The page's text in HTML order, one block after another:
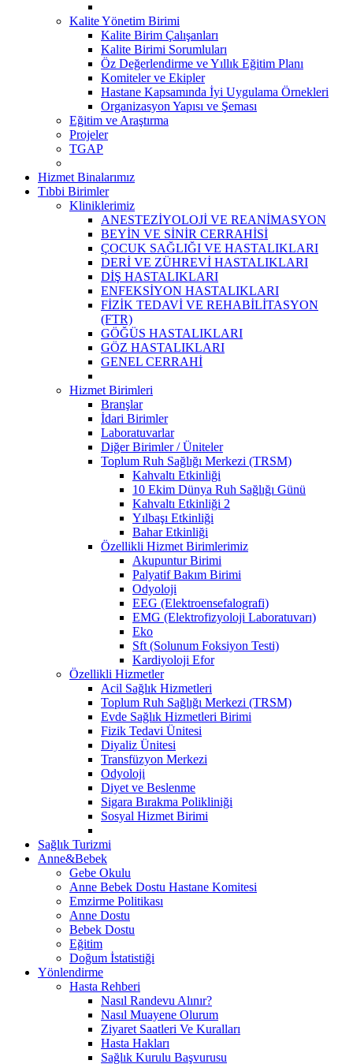
Kalite Yönetim Birimi
Kalite Birim Çalışanları
Kalite Birimi Sorumluları
Öz Değerlendirme ve Yıllık Eğitim Planı
Komiteler ve Ekipler
Hastane Kapsamında İyi Uygulama Örnekleri
Organizasyon Yapısı ve Şeması
Eğitim ve Araştırma
Projeler
TGAP
Hizmet Binalarımız
Tıbbi Birimler
Kliniklerimiz
ANESTEZİYOLOJİ VE REANİMASYON
BEYİN VE SİNİR CERRAHİSİ
ÇOCUK SAĞLIĞI VE HASTALIKLARI
DERİ VE ZÜHREVİ HASTALIKLARI
DİŞ HASTALIKLARI
ENFEKSİYON HASTALIKLARI
FİZİK TEDAVİ VE REHABİLİTASYON
(FTR)
GÖĞÜS HASTALIKLARI
GÖZ HASTALIKLARI
GENEL CERRAHİ
Hizmet Birimleri
Branşlar
İdari Birimler
Laboratuvarlar
Diğer Birimler / Üniteler
Toplum Ruh Sağlığı Merkezi (TRSM)
Kahvaltı Etkinliği
10 Ekim Dünya Ruh Sağlığı Günü
Kahvaltı Etkinliği 2
Yılbaşı Etkinliği
Bahar Etkinliği
Özellikli Hizmet Birimlerimiz
Akupuntur Birimi
Palyatif Bakım Birimi
Odyoloji
EEG (Elektroensefalografi)
EMG (Elektrofizyoloji Laboratuvarı)
Eko
Sft (Solunum Foksiyon Testi)
Kardiyoloji Efor
Özellikli Hizmetler
Acil Sağlık Hizmetleri
Toplum Ruh Sağlığı Merkezi (TRSM)
Evde Sağlık Hizmetleri Birimi
Fizik Tedavi Ünitesi
Diyaliz Ünitesi
Transfüzyon Merkezi
Odyoloji
Diyet ve Beslenme
Sigara Bırakma Polikliniği
Sosyal Hizmet Birimi
Sağlık Turizmi
Anne&Bebek
Gebe Okulu
Anne Bebek Dostu Hastane Komitesi
Emzirme Politikası
Anne Dostu
Bebek Dostu
Eğitim
Doğum İstatistiği
Yönlendirme
Hasta Rehberi
Nasıl Randevu Alınır?
Nasıl Muayene Olurum
Ziyaret Saatleri Ve Kuralları
Hasta Hakları
Sağlık Kurulu Başvurusu